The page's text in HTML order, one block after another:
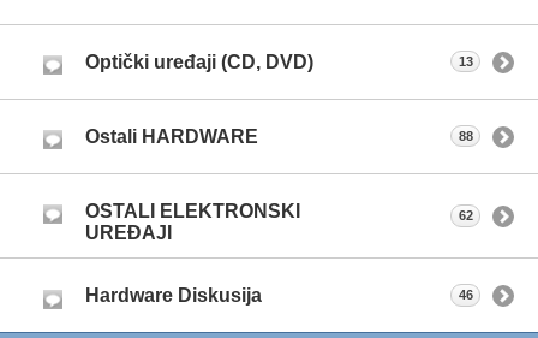
Optički uređaji (CD, DVD) 13
Ostali HARDWARE 88
OSTALI ELEKTRONSKI
UREĐAJI
62
Hardware Diskusija 46